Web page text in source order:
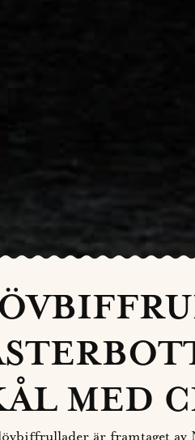
MED
är framtaget av